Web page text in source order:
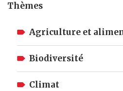
Thèmes
Agriculture et
Biodiversité
Climat